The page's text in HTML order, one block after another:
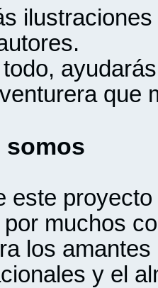
que
somos
este
muchos
los
y el